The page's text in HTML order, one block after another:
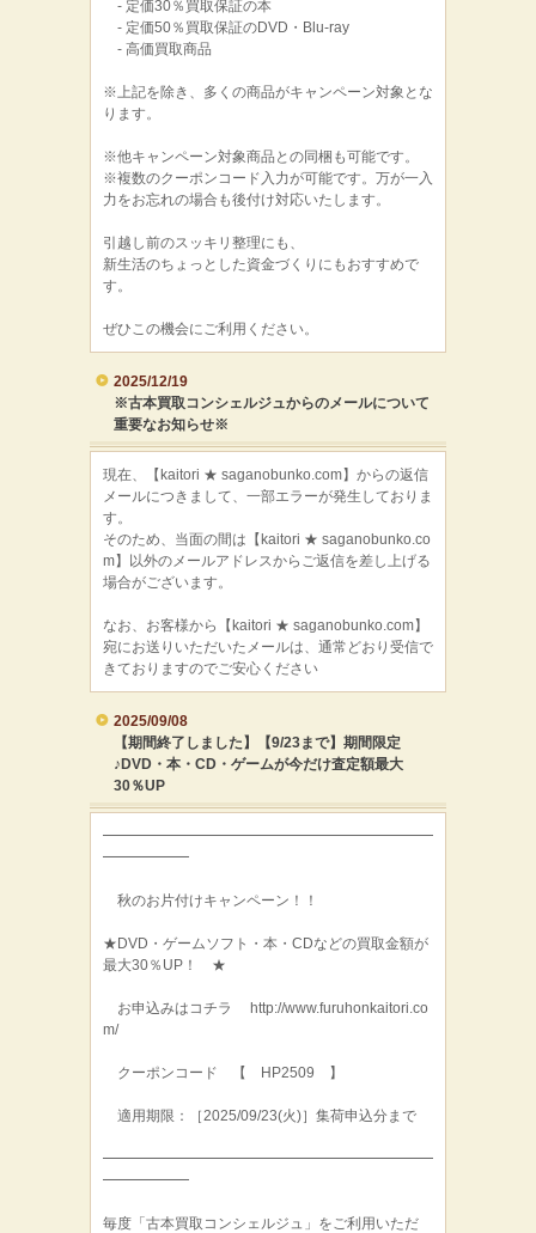
‐ 定価30％買取保証の本
‐ 定価50％買取保証のDVD・Blu-ray
‐ 高価買取商品
※上記を除き、多くの商品がキャンペーン対象とな
ります。
※他キャンペーン対象商品との同梱も可能です。
※複数のクーポンコード入力が可能です。万が一入
力をお忘れの場合も後付け対応いたします。
引越し前のスッキリ整理にも、
新生活のちょっとした資金づくりにもおすすめで
す。
ぜひこの機会にご利用ください。
2025/12/19
※古本買取コンシェルジュからのメールについて
重要なお知らせ※
現在、【kaitori ★ saganobunko.com】からの返信
メールにつきまして、一部エラーが発生しておりま
す。
そのため、当面の間は【kaitori ★ saganobunko.co
m】以外のメールアドレスからご返信を差し上げる
場合がございます。
なお、お客様から【kaitori ★ saganobunko.com】
宛にお送りいただいたメールは、通常どおり受信で
きておりますのでご安心ください
2025/09/08
【期間終了しました】【9/23まで】期間限定
♪DVD・本・CD・ゲームが今だけ査定額最大
30％UP
━━━━━━━━━━━━━━━━━━━━━━━
━━━━━━
秋のお片付けキャンペーン！！
★DVD・ゲームソフト・本・CDなどの買取金額が
最大30％UP！ ★
お申込みはコチラ http://www.furuhonkaitori.co
m/
クーポンコード 【 HP2509 】
適用期限：［2025/09/23(火)］集荷申込分まで
━━━━━━━━━━━━━━━━━━━━━━━
━━━━━━
毎度「古本買取コンシェルジュ」をご利用いただ